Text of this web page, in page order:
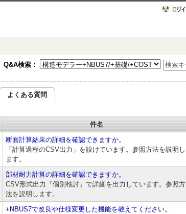
Q&A検索：
よくある質問
件名
断面計算結果の詳細を確認できますか。
「計算過程のCSV出力」を設けています。参照方法を説明し
ます。
部材耐力計算の詳細を確認できますか。
CSV形式出力『個別検討』で詳細を出力しています。参照方
法を説明します。
+NBUS7で改良や仕様変更した機能を教えてください。